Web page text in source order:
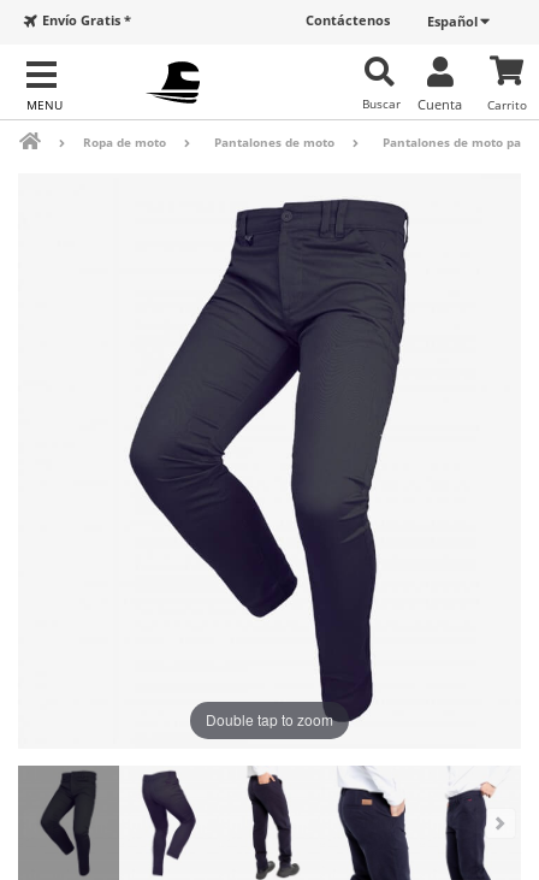
Español
Contáctenos
Envío Gratis *
Carrito
Cuenta
Buscar
Ropa de moto Pantalones de moto Pantalones de moto
Double tap to zoom